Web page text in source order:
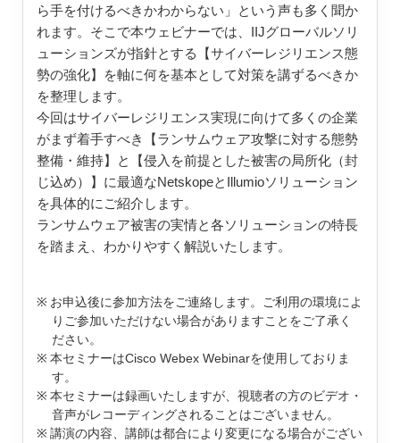
ら手を付けるべきかわからない」という声も多く聞か
れます。そこで本ウェビナーでは、IIJグローバルソリ
ューションズが指針とする【サイバーレジリエンス態
勢の強化】を軸に何を基本として対策を講ずるべきか
を整理します。
今回はサイバーレジリエンス実現に向けて多くの企業
がまず着手すべき【ランサムウェア攻撃に対する態勢
整備・維持】と【侵入を前提とした被害の局所化（封
じ込め）】に最適なNetskopeとIllumioソリューション
を具体的にご紹介します。
ランサムウェア被害の実情と各ソリューションの特長
を踏まえ、わかりやすく解説いたします。
お申込後に参加方法をご連絡します。ご利用の環境によ
りご参加いただけない場合がありますことをご了承く
ださい。
本セミナーはCisco Webex Webinarを使用しておりま
す。
本セミナーは録画いたしますが、視聴者の方のビデオ・
音声がレコーディングされることはございません。
講演の内容、講師は都合により変更になる場合がござい